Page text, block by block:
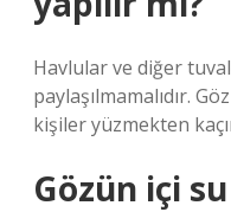
Havlular ve diğer
paylaşılmamalıdır.
kişiler yüzmekten
Gözün içi